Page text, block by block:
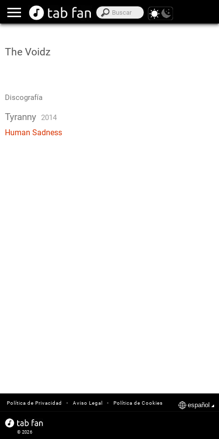
The Voidz
Discografía
Tyranny 2014
Human Sadness
Política de Cookies
-
Aviso Legal
-
Política de Privacidad español
© 2026